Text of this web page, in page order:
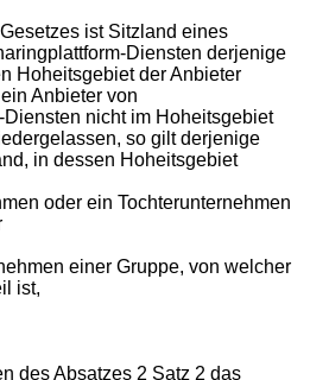
ist Sitzland eines
Diensten derjenige
Hoheitsgebiet der Anbieter
Anbieter von
nicht im Hoheitsgebiet
so gilt derjenige
in dessen Hoheitsgebiet
oder ein Tochterunternehmen
einer Gruppe, von welcher
ist,
des Absatzes 2 Satz 2 das